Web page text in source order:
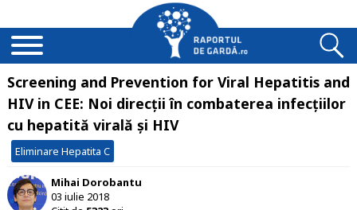
Screening and Prevention for Viral Hepatitis and
HIV in CEE: Noi direcții în combaterea infecțiilor
cu hepatită virală și HIV
Eliminare Hepatita C
Mihai Dorobantu
03 iulie 2018